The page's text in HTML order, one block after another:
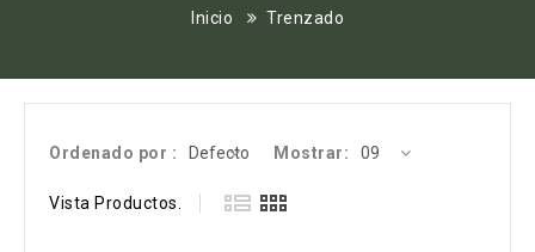
Inicio Trenzado
Ordenado por : Mostrar:
Vista Productos.